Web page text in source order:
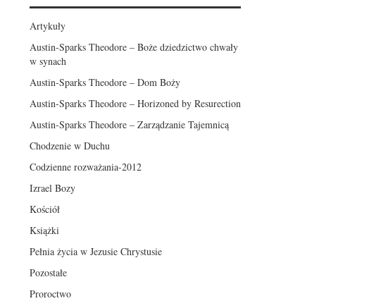
Artykuły
Austin-Sparks Theodore – Boże dziedzictwo chwały
w synach
Austin-Sparks Theodore – Dom Boży
Austin-Sparks Theodore – Horizoned by Resurection
Austin-Sparks Theodore – Zarządzanie Tajemnicą
Chodzenie w Duchu
Codzienne rozważania-2012
Izrael Bozy
Kościół
Książki
Pełnia życia w Jezusie Chrystusie
Pozostałe
Proroctwo